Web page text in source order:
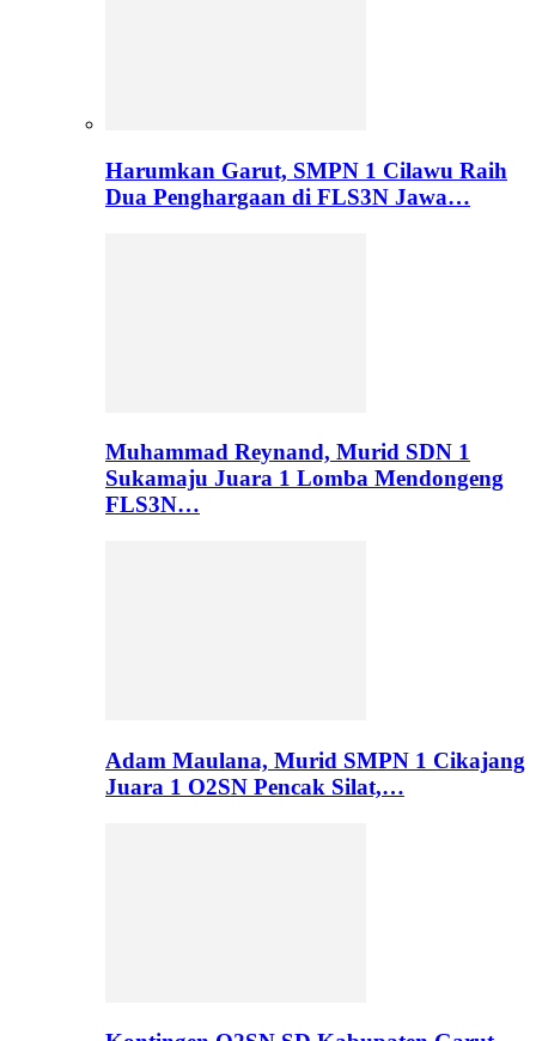
Harumkan Garut, SMPN 1 Cilawu Raih
Dua Penghargaan di FLS3N Jawa…
Muhammad Reynand, Murid SDN 1
Sukamaju Juara 1 Lomba Mendongeng
FLS3N…
Adam Maulana, Murid SMPN 1 Cikajang
Juara 1 O2SN Pencak Silat,…